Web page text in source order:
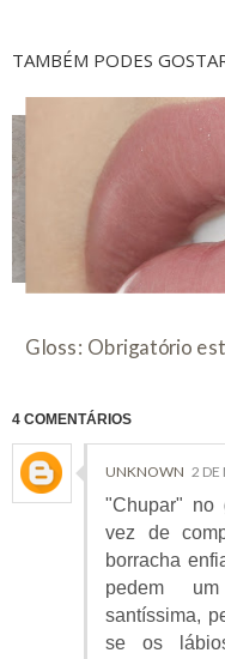
TAMBÉM PODES
Cuidados de Lábios
4 COMENTÁRIOS
UNKNOWN 2 DE
"Chupar" no
vez de
borracha
pedem
santíssima,
se os